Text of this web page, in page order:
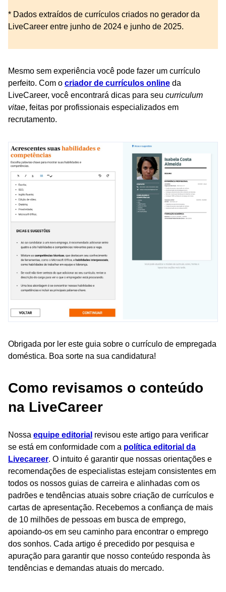
* Dados extraídos de currículos criados no gerador da
LiveCareer entre junho de 2024 e junho de 2025.
Mesmo sem experiência você pode fazer um currículo
perfeito. Com o criador de currículos online da
LiveCareer, você encontrará dicas para seu curriculum
vitae, feitas por profissionais especializados em
recrutamento.
Obrigada por ler este guia sobre o currículo de empregada
doméstica. Boa sorte na sua candidatura!
Como revisamos o conteúdo
na LiveCareer
Nossa equipe editorial revisou este artigo para verificar
se está em conformidade com a política editorial da
Livecareer. O intuito é garantir que nossas orientações e
recomendações de especialistas estejam consistentes em
todos os nossos guias de carreira e alinhadas com os
padrões e tendências atuais sobre criação de currículos e
cartas de apresentação. Recebemos a confiança de mais
de 10 milhões de pessoas em busca de emprego,
apoiando-os em seu caminho para encontrar o emprego
dos sonhos. Cada artigo é precedido por pesquisa e
apuração para garantir que nosso conteúdo responda às
tendências e demandas atuais do mercado.